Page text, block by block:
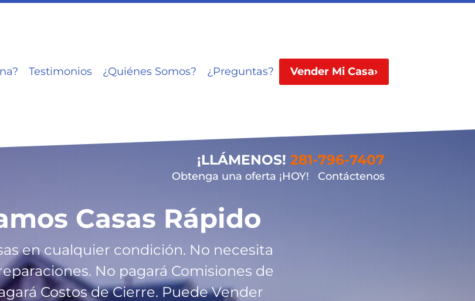
Testimonios ¿Quiénes Somos? ¿Preguntas? Vender Mi Casa›
¡LLÁMENOS! 281-796-7407
Obtenga una oferta ¡HOY! Contáctenos
Casas Rápido
en cualquier condición. No necesita
No pagará Comisiones de
Costos de Cierre. Puede Vender